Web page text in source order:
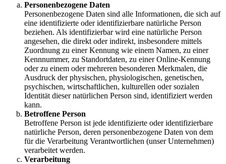
Personenbezogene Daten
Personenbezogene Daten sind alle Informationen, die sich auf
eine identifizierte oder identifizierbare natürliche Person
beziehen. Als identifizierbar wird eine natürliche Person
angesehen, die direkt oder indirekt, insbesondere mittels
Zuordnung zu einer Kennung wie einem Namen, zu einer
Kennnummer, zu Standortdaten, zu einer Online-Kennung
oder zu einem oder mehreren besonderen Merkmalen, die
Ausdruck der physischen, physiologischen, genetischen,
psychischen, wirtschaftlichen, kulturellen oder sozialen
Identität dieser natürlichen Person sind, identifiziert werden
kann.
Betroffene Person
Betroffene Person ist jede identifizierte oder identifizierbare
natürliche Person, deren personenbezogene Daten von dem
für die Verarbeitung Verantwortlichen (unser Unternehmen)
verarbeitet werden.
Verarbeitung